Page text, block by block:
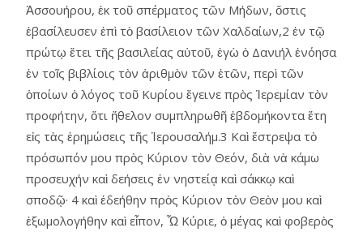
Ἀσσουήρου, ἐκ τοῦ σπέρματος τῶν Μήδων, ὅστις
ἐβασίλευσεν ἐπὶ τὸ βασίλειον τῶν Χαλδαίων,2 ἐν τῷ
πρώτῳ ἔτει τῆς βασιλείας αὐτοῦ, ἐγὼ ὁ Δανιήλ ἐνόησα
ἐν τοῖς βιβλίοις τὸν ἀριθμὸν τῶν ἐτῶν, περὶ τῶν
ὁποίων ὁ λόγος τοῦ Κυρίου ἔγεινε πρὸς Ἱερεμίαν τὸν
προφήτην, ὅτι ἤθελον συμπληρωθῆ ἑβδομήκοντα ἔτη
εἰς τὰς ἐρημώσεις τῆς Ἱερουσαλήμ.3 Καὶ ἔστρεψα τὸ
πρόσωπόν μου πρὸς Κύριον τὸν Θεόν, διὰ νὰ κάμω
προσευχήν καὶ δεήσεις ἐν νηστείᾳ καὶ σάκκῳ καὶ
σποδῷ· 4 καὶ ἐδεήθην πρὸς Κύριον τὸν Θεὸν μου καὶ
ἐξωμολογήθην καὶ εἶπον, Ὦ Κύριε, ὁ μέγας καὶ φοβερὸς